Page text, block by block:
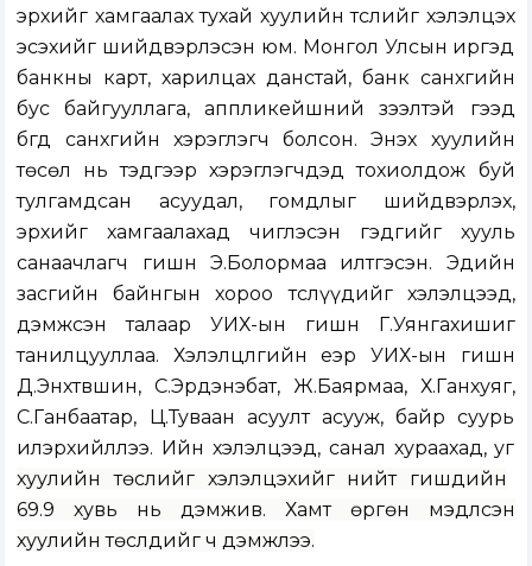
эрхийг хамгаалах тухай хуулийн төслийг хэлэлцэх
эсэхийг шийдвэрлэсэн юм. Монгол Улсын иргэд
банкны карт, харилцах данстай, банк санхүүгийн
бус байгууллага, аппликейшний зээлтэй гээд
бүгд санхүүгийн хэрэглэгч болсон. Энэхүү хуулийн
төсөл нь тэдгээр хэрэглэгчдэд тохиолдож буй
тулгамдсан асуудал, гомдлыг шийдвэрлэх,
эрхийг хамгаалахад чиглэсэн гэдгийг хууль
санаачлагч гишүүн Э.Болормаа илтгэсэн. Эдийн
засгийн байнгын хороотөслүүдийг хэлэлцээд,
дэмжсэн талаар УИХ-ын гишүүн Г.Уянгахишиг
танилцууллаа. Хэлэлцүүлгийн үеэр УИХ-ын гишүүн
Д.Энхтүвшин, С.Эрдэнэбат, Ж.Баярмаа, Х.Ганхуяг,
С.Ганбаатар, Ц.Туваан асуулт асууж, байр суурь
илэрхийллээ. Ийн хэлэлцээд, санал хураахад, уг
хуулийн төслийг хэлэлцэхийг нийт гишүүдийн
69.9 хувь нь дэмжив. Хамт өргөн мэдүүлсэн
хуулийн төслүүдийг ч дэмжлээ.